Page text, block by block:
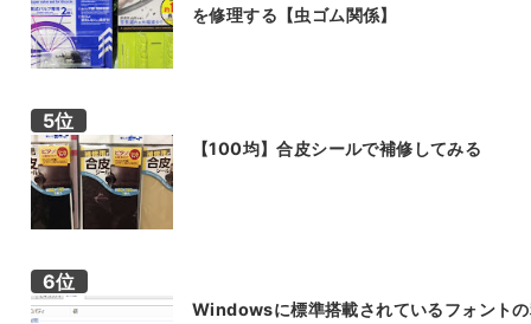
を修理する【虫ゴム関係】
【100均】合皮シールで補修してみる
Windowsに標準搭載されているフォント